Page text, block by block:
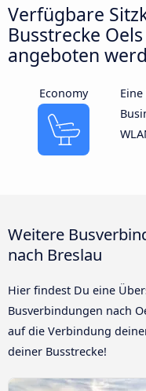
Verfügbare
Busstrecke
angeboten
Economy
Weitere
nach Breslau
Hier findest Du eine
Busverbindungen nach
auf die Verbindung
deiner Busstrecke!